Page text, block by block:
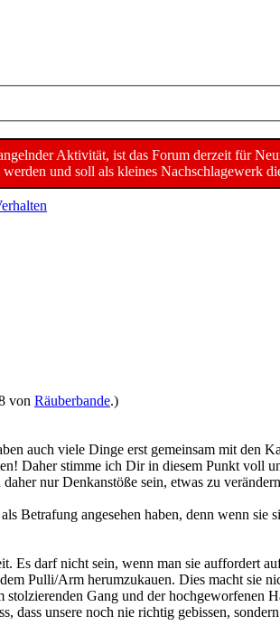
Aktivität, ist das Forum derzeit für
und soll als kleines Nachschlagewerk
von Räuberbande.)
auch viele Dinge erst gemeinsam mit den
Daher stimme ich Dir in diesem Punkt voll
nur Denkanstöße sein, etwas zu
Betrafung angesehen haben, denn wenn
Es darf nicht sein, wenn man sie auffordert
Pulli/Arm herumzukauen. Dies macht sie
Gang und der
dass unsere noch nie richtig gebissen,